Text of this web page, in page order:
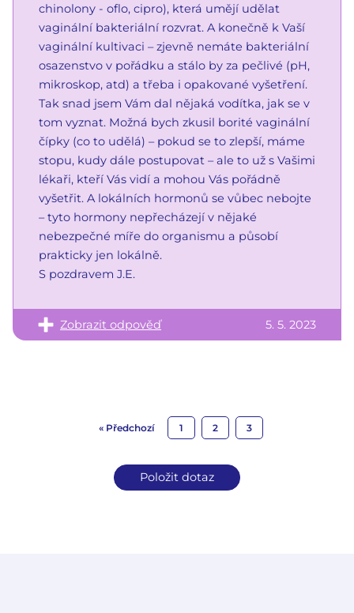
chinolony - oflo, cipro), která umějí udělat
vaginální bakteriální rozvrat. A konečně k Vaší
vaginální kultivaci – zjevně nemáte bakteriální
osazenstvo v pořádku a stálo by za pečlivé (pH,
mikroskop, atd) a třeba i opakované vyšetření.
Tak snad jsem Vám dal nějaká vodítka, jak se v
tom vyznat. Možná bych zkusil borité vaginální
čípky (co to udělá) – pokud se to zlepší, máme
stopu, kudy dále postupovat – ale to už s Vašimi
lékaři, kteří Vás vidí a mohou Vás pořádně
vyšetřit. A lokálních hormonů se vůbec nebojte
– tyto hormony nepřecházejí v nějaké
nebezpečné míře do organismu a působí
prakticky jen lokálně.
S pozdravem J.E.
Zobrazit odpověď 5. 5. 2023
« Předchozí 1 2 3
Položit dotaz